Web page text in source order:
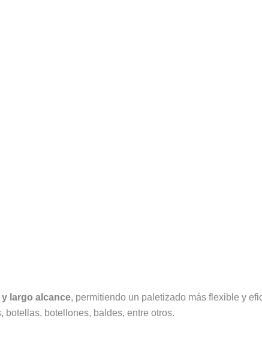
largo alcance, permitiendo un paletizado más flexible y
botellones, baldes, entre otros.